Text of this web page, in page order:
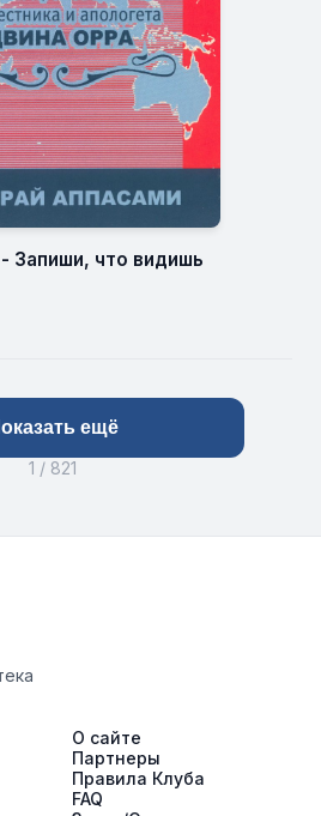
Запиши, что видишь
ещё
1 / 821
О сайте
Партнеры
Правила Клуба
FAQ